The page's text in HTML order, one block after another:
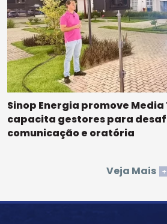
Sinop Energia promove
capacita gestores para
comunicação e oratória
Veja Mais +